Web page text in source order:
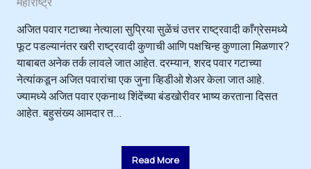
अजित पवार गटाच्या नेत्याला सुप्रिया सुळेंचं उत्तर राष्ट्रवादी काँग्रेसमध्ये
फूट पडल्यानंतर खरी राष्ट्रवादी कुणाची आणि पक्षचिन्ह कुणाला मिळणार?
याबाबत अनेक तर्क लावले जात आहेत. दरम्यान, शरद पवार गटाच्या
नेत्यांकडून अजित पवारांचा एक जुना व्हिडीओ शेअर केला जात आहे.
ज्यामध्ये अजित पवार एकनाथ शिंदेंच्या बंडखोरीवर भाष्य करताना दिसत
आहेत. बहुसंख्य आमदार त...
Read More